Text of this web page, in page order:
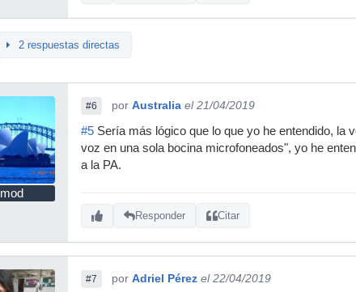
2 respuestas directas
mod
#6 por Australia el 21/04/2019
#5 Sería más lógico que lo que yo he entendido, la
voz en una sola bocina microfoneados", yo he
a la PA.
Responder Citar
#7 por Adriel Pérez el 22/04/2019